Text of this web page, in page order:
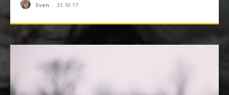
Sven - 31.10.17